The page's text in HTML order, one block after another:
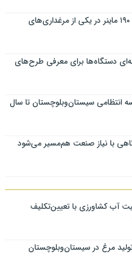
کشف بیش از ۱۹۰ ماینر در یکی از مرغداری‌های
دستگاه‌ها برای معرفی طرح‌های
انتظامی سیستان‌وبلوچستان تا سال
با نیاز صنعت هم‌مسیر می‌شود
آب کشاورزی با تعیین‌تکلیف
مرغ در سیستان‌وبلوچستان